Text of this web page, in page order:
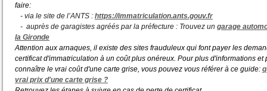
faire:
- via le site de l’ANTS : https://immatriculation.ants.gouv.fr
- auprès de garagistes agréés par la préfecture : Trouvez un garage
la Gironde
Attention aux arnaques, il existe des sites frauduleux qui font payer les
certificat d'immatriculation à un coût plus onéreux. Pour plus d'informations et
connaître le vrai coût d'une carte grise, vous pouvez vous référer à ce guide:
vrai prix d'une carte grise ?